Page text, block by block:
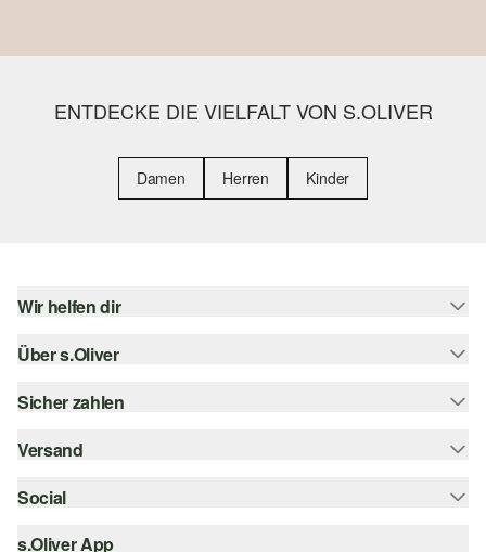
ENTDECKE DIE VIELFALT VON S.OLIVER
Damen Herren Kinder
Wir helfen dir
Hilfe & FAQ
Größenberatung
Über s.Oliver
Newsletter
s.Oliver Card
Sicher zahlen
Rechnung
Kreditkarte
Versand
Sendungsverfolgung
Post AT
Social
instagram
s.Oliver App